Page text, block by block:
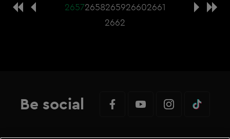
26572658265926602661
2662
Be social